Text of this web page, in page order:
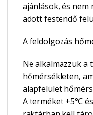
ajánlások, és nem
adott festendő
A feldolgozás
Ne alkalmazzuk a
hőmérsékleten,
alapfelület
A terméket +5℃